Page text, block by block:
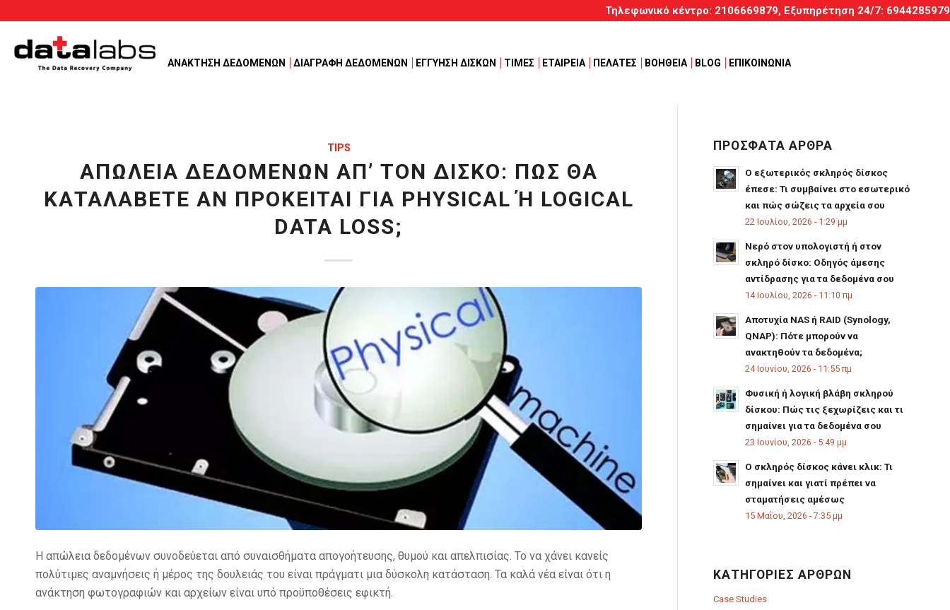
Τηλεφωνικό κέντρο: 2106669879, Εξυπηρέτηση 24/7: 6944285979
ΑΝΑΚΤΗΣΗ ΔΕΔΟΜΕΝΩΝ ΔΙΑΓΡΑΦΗ ΔΕΔΟΜΕΝΩΝ ΕΓΓΥΗΣΗ ΔΙΣΚΩΝ ΤΙΜΕΣ ΕΤΑΙΡΕΙΑ ΠΕΛΑΤΕΣ ΒΟΗΘΕΙΑ BLOG ΕΠΙΚΟΙΝΩΝΙΑ
TIPS
ΑΠΏΛΕΙΑ ΔΕΔΟΜΈΝΩΝ ΑΠ’ ΤΟΝ ΔΊΣΚΟ: ΠΏΣ ΘΑ
ΚΑΤΑΛΆΒΕΤΕ ΑΝ ΠΡΌΚΕΙΤΑΙ ΓΙΑ PHYSICAL Ή LOGICAL D
ATA LOSS;
Η απώλεια δεδομένων συνοδεύεται από συναισθήματα απογοήτευσης, θυμού και απελπισίας. Το να χάνει κανείς
πολύτιμες αναμνήσεις ή μέρος της δουλειάς του είναι πράγματι μια δύσκολη κατάσταση. Τα καλά νέα είναι ότι η
ανάκτηση φωτογραφιών και αρχείων είναι υπό προϋποθέσεις εφικτή.
ΠΡΟΣΦΑΤΑ ΑΡΘΡΑ
Ο εξωτερικός σκληρός δίσκος
έπεσε: Τι συμβαίνει στο εσωτερικό
και πώς σώζεις τα αρχεία σου
22 Ιουλίου, 2026 - 1:29 μμ
Νερό στον υπολογιστή ή στον
σκληρό δίσκο: Οδηγός άμεσης
αντίδρασης για τα δεδομένα σου
14 Ιουλίου, 2026 - 11:10 πμ
Αποτυχία NAS ή RAID (Synology,
QNAP): Πότε μπορούν να
ανακτηθούν τα δεδομένα;
24 Ιουνίου, 2026 - 11:55 πμ
Φυσική ή λογική βλάβη σκληρού
δίσκου: Πώς τις ξεχωρίζεις και τι
σημαίνει για τα δεδομένα σου
23 Ιουνίου, 2026 - 5:49 μμ
Ο σκληρός δίσκος κάνει κλικ: Τι
σημαίνει και γιατί πρέπει να
σταματήσεις αμέσως
15 Μαΐου, 2026 - 7:35 μμ
ΚΑΤΗΓΟΡΊΕΣ ΆΡΘΡΩΝ
Case Studies